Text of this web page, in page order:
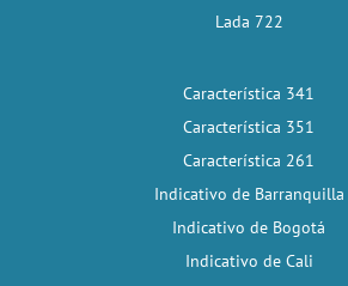
Lada 722
Característica 341
Característica 351
Característica 261
Indicativo de Barranquilla
Indicativo de Bogotá
Indicativo de Cali